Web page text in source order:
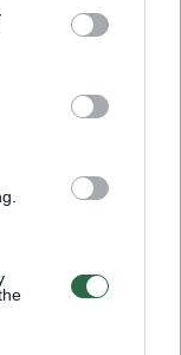
ar vilas.
ar atlikėjas
kurortą su
viešbučių